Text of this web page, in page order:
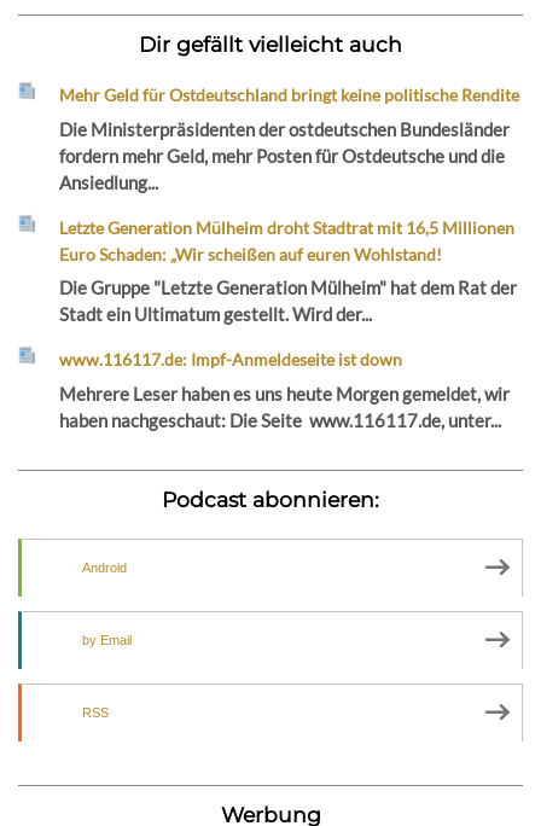
Dir gefällt vielleicht auch
Mehr Geld für Ostdeutschland bringt keine politische Rendite
Die Ministerpräsidenten der ostdeutschen Bundesländer
fordern mehr Geld, mehr Posten für Ostdeutsche und die
Ansiedlung...
Letzte Generation Mülheim droht Stadtrat mit 16,5 Millionen
Euro Schaden: „Wir scheißen auf euren Wohlstand!
Die Gruppe "Letzte Generation Mülheim" hat dem Rat der
Stadt ein Ultimatum gestellt. Wird der...
www.116117.de: Impf-Anmeldeseite ist down
Mehrere Leser haben es uns heute Morgen gemeldet, wir
haben nachgeschaut: Die Seite www.116117.de, unter...
Podcast abonnieren:
Android
by Email
RSS
Werbung